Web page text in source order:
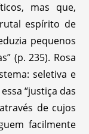
mas que,
espírito de
pequenos
(p. 235). Rosa
seletiva e
“justiça das
de cujos
facilmente